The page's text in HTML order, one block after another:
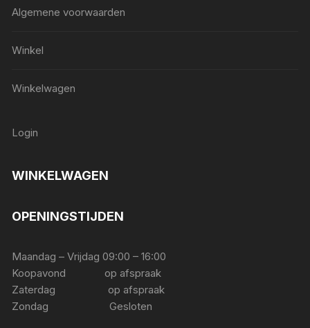
Algemene voorwaarden
Winkel
Winkelwagen
Login
WINKELWAGEN
OPENINGSTIJDEN
Maandag – Vrijdag 09:00 – 16:00
Koopavond op afspraak
Zaterdag op afspraak
Zondag Gesloten